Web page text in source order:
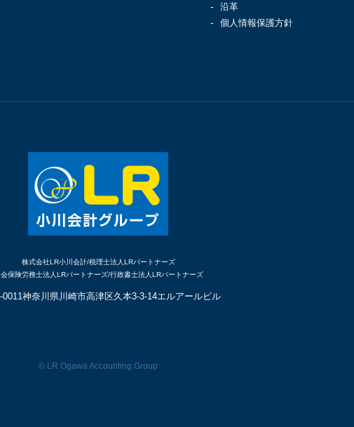
沿革
個人情報保護方針
株式会社LR小川会計/税理士法人LRパートナーズ
保険労務士法人LRパートナーズ/行政書士法人LRパートナーズ
0011神奈川県川崎市高津区久本3-3-14エルアールビル
© LR Ogawa Accounting Group